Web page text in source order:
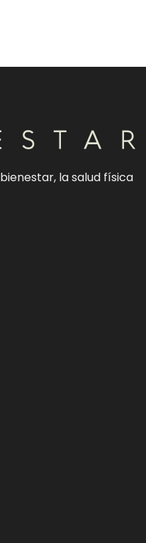
la salud física